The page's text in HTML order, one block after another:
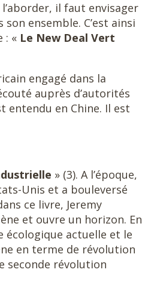
il faut envisager
ensemble. C’est ainsi
: « Le New Deal Vert
engagé dans la
auprès d’autorités
entendu en Chine. Il est
» (3). A l’époque,
Unis et a bouleversé
ce livre, Jeremy
et ouvre un horizon. En
écologique actuelle et le
en terme de révolution
seconde révolution